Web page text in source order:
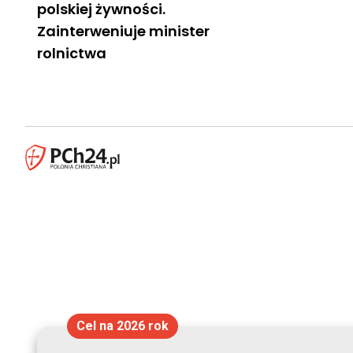
polskiej żywności.
Zainterweniuje minister
rolnictwa
Cel na 2026 rok